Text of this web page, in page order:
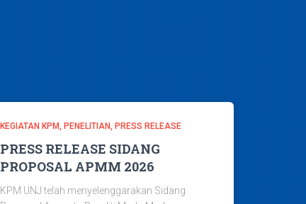
KEGIATAN KPM PENELITIAN PRESS RELEASE
PRESS RELEASE SIDANG
PROPOSAL APMM 2026
KPM UNJ telah menyelenggarakan Sidang